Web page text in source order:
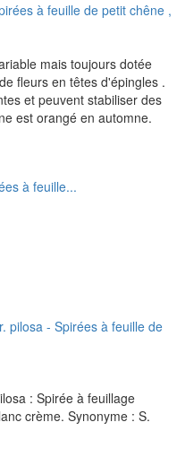
mais toujours dotée
fleurs en têtes d'épingles .
et peuvent stabiliser des
est orangé en automne.
à feuille...
: Spirée à feuillage
crème. Synonyme : S.